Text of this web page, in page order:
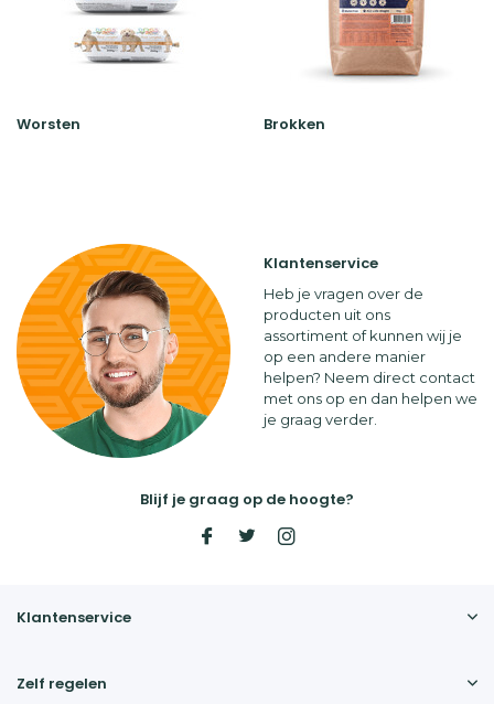
Worsten Brokken
Klantenservice
Heb je vragen over de
producten uit ons
assortiment of kunnen wij je
op een andere manier
helpen? Neem direct contact
met ons op en dan helpen we
je graag verder.
Blijf je graag op de hoogte?
Klantenservice
Zelf regelen